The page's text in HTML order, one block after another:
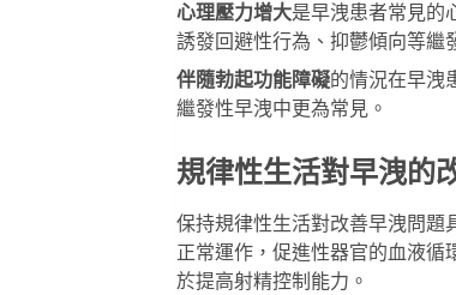
心理壓力增大是早洩患者常見的
誘發回避性行為、抑鬱傾向等繼
伴隨勃起功能障礙的情況在早洩
繼發性早洩中更為常見。
規律性生活對早洩的
保持規律性生活對改善早洩問題
正常運作，促進性器官的血液循
於提高射精控制能力。